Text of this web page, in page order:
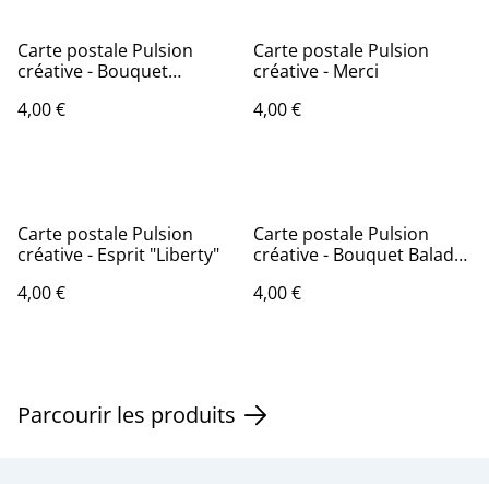
Carte postale Pulsion
créative - Bouquet
4,00 €
Carte postale Pulsion
créative - Merci
4,00 €
Carte postale Pulsion
créative - Esprit "Liberty"
4,00 €
Carte postale Pulsion
créative - Bouquet Balade
4,00 €
Parcourir les produits